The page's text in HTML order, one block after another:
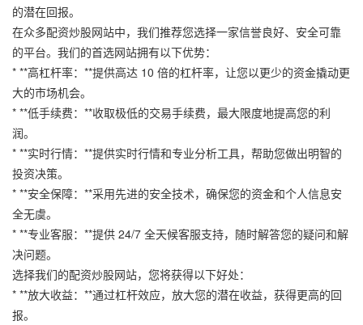
的潜在回报。
在众多配资炒股网站中，我们推荐您选择一家信誉良好、安全可靠
的平台。我们的首选网站拥有以下优势：
* **高杠杆率：**提供高达 10 倍的杠杆率，让您以更少的资金撬动更
大的市场机会。
* **低手续费：**收取极低的交易手续费，最大限度地提高您的利
润。
* **实时行情：**提供实时行情和专业分析工具，帮助您做出明智的
投资决策。
* **安全保障：**采用先进的安全技术，确保您的资金和个人信息安
全无虞。
* **专业客服：**提供 24/7 全天候客服支持，随时解答您的疑问和解
决问题。
选择我们的配资炒股网站，您将获得以下好处：
* **放大收益：**通过杠杆效应，放大您的潜在收益，获得更高的回
报。